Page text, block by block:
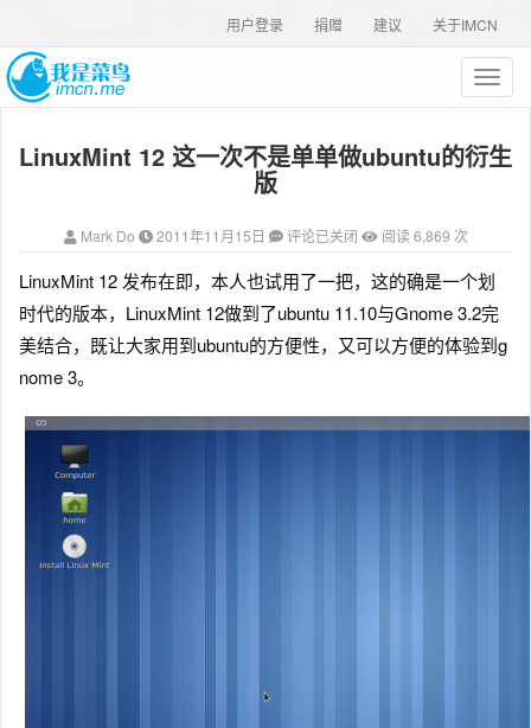
关于IMCN
建议
捐赠
用户登录
T
o
g
v
i
g
a
o
n
LinuxMint 12 这一次不是单单做ubuntu的衍生
版
Mark Do 2011年11月15日 评论已关闭 阅读 6,869 次
LinuxMint 12 发布在即，本人也试用了一把，这的确是一个划
时代的版本，LinuxMint 12做到了ubuntu 11.10与Gnome 3.2完
美结合，既让大家用到ubuntu的方便性，又可以方便的体验到g
nome 3。